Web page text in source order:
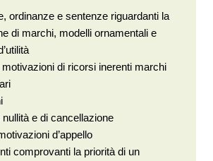
ordinanze e sentenze riguardanti la
di marchi, modelli ornamentali e
di ricorsi inerenti marchi
nullità e di cancellazione
d’appello
comprovanti la priorità di un